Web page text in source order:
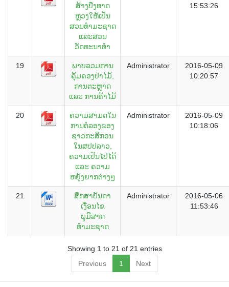
ສ້າງບືງທາດ
ຫຼວງໃຫ້ເປັນ
ສວນທຳມະຊາດ
ແລະສວນ
ວັດທະນາທຳ
15:53:26
19
ພາບລວມການ
ຄຸ້ມຄອງປ່າໄມ້,
ການຕະຫຼາດ
ແລະ ການຄ້າໄມ້
Administrator
2016-05-09
10:20:57
20
ຄວາມສາມດໃນ
ການຕໍ່ລອງຂອງ
ຊາວກະສິກອນ
ໃນສປປລາວ,
ຄວາມເປັນໄປໄດ້
ແລະ ຄວາມ
ຫຍຸ້ງຍາກຕ່າງໆ
Administrator
2016-05-09
10:18:06
21
ສຶກສາບັນດາ
ເງື່ອນໄຂ
ພູມີສາດ
ທຳມະຊາດ
Administrator
2016-05-06
11:53:46
Showing 1 to 21 of 21 entries
Previous
1 Next